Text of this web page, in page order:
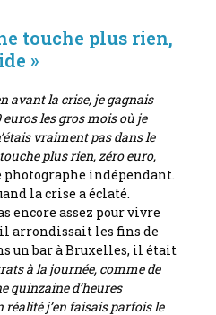
touche plus rien,
»
avant la crise, je gagnais
euros les gros mois où je
vraiment pas dans le
plus rien, zéro euro,
photographe indépendant.
la crise a éclaté.
encore assez pour vivre
arrondissait les fins de
un bar à Bruxelles, il était
à la journée, comme de
quinzaine d’heures
réalité j’en faisais parfois le